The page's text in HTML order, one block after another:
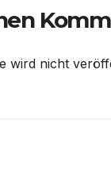
wird nicht